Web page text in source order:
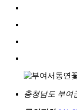
충청남도 부여